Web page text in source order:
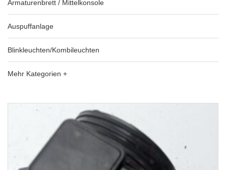
Armaturenbrett / Mittelkonsole
Auspuffanlage
Blinkleuchten/Kombileuchten
Mehr Kategorien +